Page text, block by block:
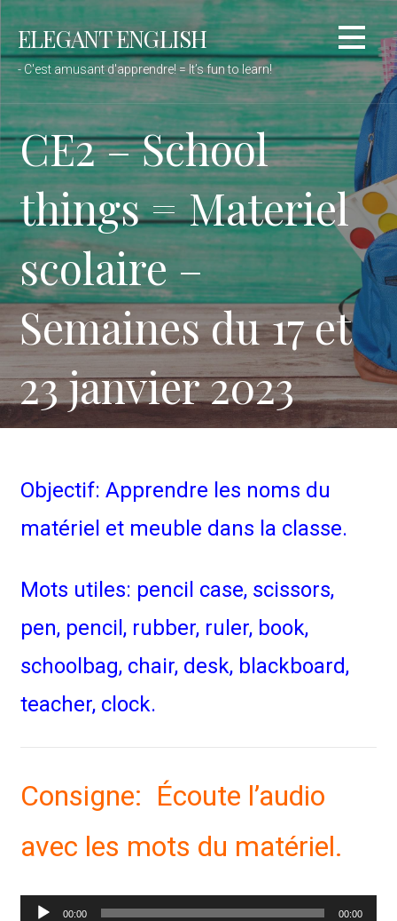
Passer
au
contenu
ELEGANT ENGLISH
- C'est amusant d'apprendre! = It’s fun to learn!
CE2 – School
things = Materiel
scolaire –
Semaines du 17 et
23 janvier 2023
Objectif: Apprendre les noms du
matériel et meuble dans la classe.
Mots utiles: pencil case, scissors,
pen, pencil, rubber, ruler, book,
schoolbag, chair, desk, blackboard,
teacher, clock.
Consigne: Écoute l’audio
avec les mots du matériel.
Lecteur00:00 00:00